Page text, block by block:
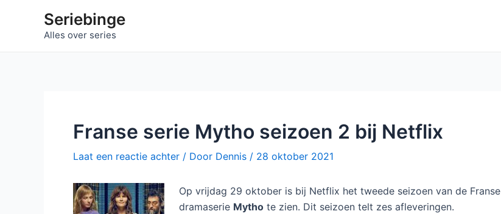
Seriebinge
Alles over series
Franse serie Mytho seizoen 2 bij Netflix
Laat een reactie achter / Door Dennis / 28 oktober 2021
Op vrijdag 29 oktober is bij Netflix het tweede seizoen van de Franse
dramaserie Mytho te zien. Dit seizoen telt zes afleveringen.